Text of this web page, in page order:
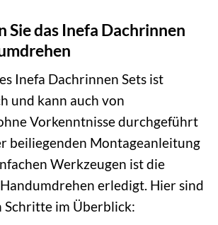
Sie das Inefa Dachrinnen
Inefa Dachrinnen Sets ist
und kann auch von
Vorkenntnisse durchgeführt
beiliegenden Montageanleitung
Werkzeugen ist die
erledigt. Hier sind
Schritte im Überblick: